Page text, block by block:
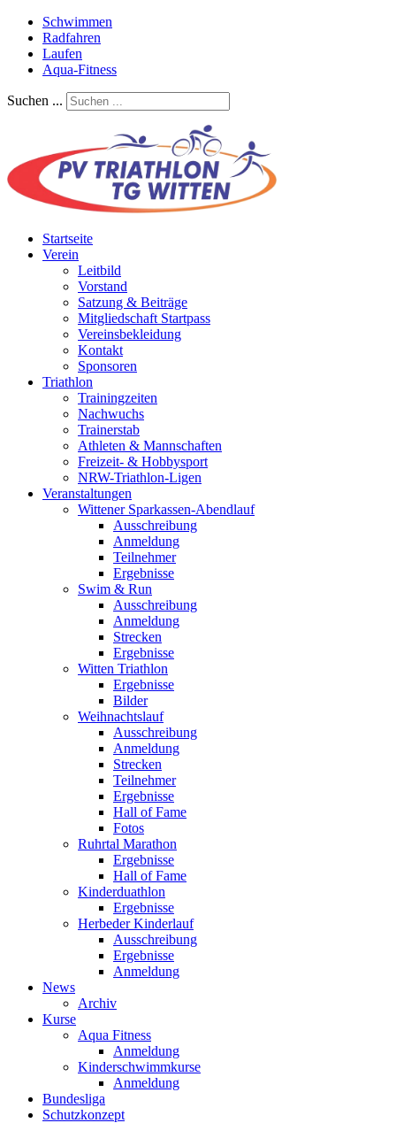
Schwimmen
Radfahren
Laufen
Aqua-Fitness
Suchen ...
Startseite
Verein
Leitbild
Vorstand
Satzung & Beiträge
Mitgliedschaft Startpass
Vereinsbekleidung
Kontakt
Sponsoren
Triathlon
Trainingzeiten
Nachwuchs
Trainerstab
Athleten & Mannschaften
Freizeit- & Hobbysport
NRW-Triathlon-Ligen
Veranstaltungen
Wittener Sparkassen-Abendlauf
Ausschreibung
Anmeldung
Teilnehmer
Ergebnisse
Swim & Run
Ausschreibung
Anmeldung
Strecken
Ergebnisse
Witten Triathlon
Ergebnisse
Bilder
Weihnachtslauf
Ausschreibung
Anmeldung
Strecken
Teilnehmer
Ergebnisse
Hall of Fame
Fotos
Ruhrtal Marathon
Ergebnisse
Hall of Fame
Kinderduathlon
Ergebnisse
Herbeder Kinderlauf
Ausschreibung
Ergebnisse
Anmeldung
News
Archiv
Kurse
Aqua Fitness
Anmeldung
Kinderschwimmkurse
Anmeldung
Bundesliga
Schutzkonzept